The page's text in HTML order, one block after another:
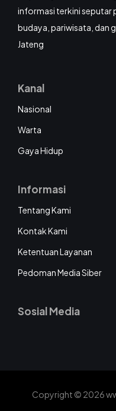
informasi terkini seputar
budaya, pariwisata, dan
Jateng
Kanal
Nasional
Warta
Gaya Hidup
Informasi
Tentang Kami
Kontak Kami
Ketentuan Layanan
Pedoman Media Siber
Sosial Media
Copyright © 2026